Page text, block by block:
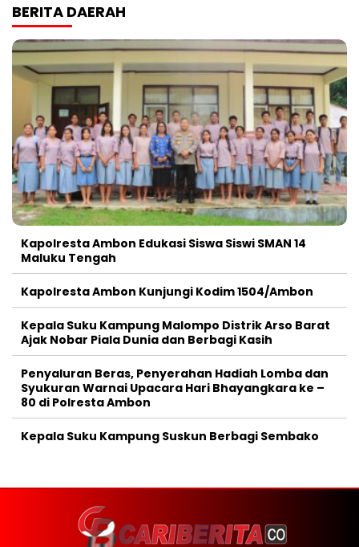
BERITA DAERAH
Kapolresta Ambon Edukasi Siswa Siswi SMAN 14
Maluku Tengah
Kapolresta Ambon Kunjungi Kodim 1504/Ambon
Kepala Suku Kampung Malompo Distrik Arso Barat
Ajak Nobar Piala Dunia dan Berbagi Kasih
Penyaluran Beras, Penyerahan Hadiah Lomba dan
Syukuran Warnai Upacara Hari Bhayangkara ke –
80 di Polresta Ambon
Kepala Suku Kampung Suskun Berbagi Sembako